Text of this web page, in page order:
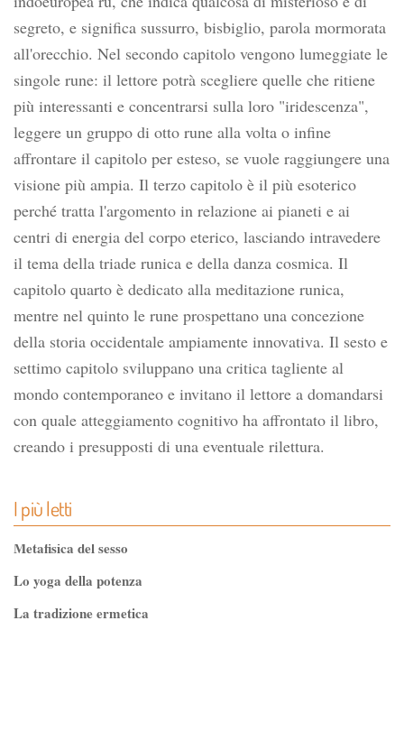
segreto, e significa sussurro, bisbiglio, parola mormorata
all'orecchio. Nel secondo capitolo vengono lumeggiate le
singole rune: il lettore potrà scegliere quelle che ritiene
più interessanti e concentrarsi sulla loro "iridescenza",
leggere un gruppo di otto rune alla volta o infine
affrontare il capitolo per esteso, se vuole raggiungere una
visione più ampia. Il terzo capitolo è il più esoterico
perché tratta l'argomento in relazione ai pianeti e ai
centri di energia del corpo eterico, lasciando intravedere
il tema della triade runica e della danza cosmica. Il
capitolo quarto è dedicato alla meditazione runica,
mentre nel quinto le rune prospettano una concezione
della storia occidentale ampiamente innovativa. Il sesto e
settimo capitolo sviluppano una critica tagliente al
mondo contemporaneo e invitano il lettore a domandarsi
con quale atteggiamento cognitivo ha affrontato il libro,
creando i presupposti di una eventuale rilettura.
I più letti
Metafisica del sesso
Lo yoga della potenza
La tradizione ermetica